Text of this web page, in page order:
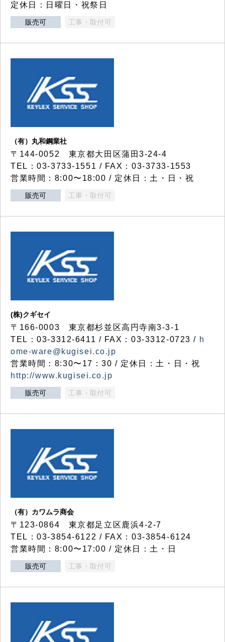
定休日：日曜日・祝祭日
販売可 工事・取付可
（有）丸和鋼業社
〒144-0052 東京都大田区蒲田3-24-4
TEL：03-3733-1551 / FAX：03-3733-1553
営業時間：8:00〜18:00 / 定休日：土・日・祝
販売可 工事・取付可
(株)クギセイ
〒166-0003 東京都杉並区高円寺南3-3-1
TEL：03-3312-6411 / FAX：03-3312-0723 / h
ome-ware@kugisei.co.jp
営業時間：8:30〜17：30 / 定休日：土・日・祝
http://www.kugisei.co.jp
販売可 工事・取付可
（有）カワムラ商会
〒123-0864 東京都足立区鹿浜4-2-7
TEL：03-3854-6122 / FAX：03-3854-6124
営業時間：8:00〜17:00 / 定休日：土・日
販売可 工事・取付可